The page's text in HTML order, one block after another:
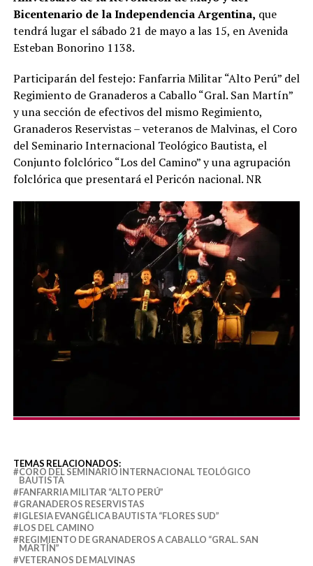
Bicentenario de la Independencia Argentina, que
tendrá lugar el sábado 21 de mayo a las 15, en Avenida
Esteban Bonorino 1138.
Participarán del festejo: Fanfarria Militar “Alto Perú” del
Regimiento de Granaderos a Caballo “Gral. San Martín”
y una sección de efectivos del mismo Regimiento,
Granaderos Reservistas – veteranos de Malvinas, el Coro
del Seminario Internacional Teológico Bautista, el
Conjunto folclórico “Los del Camino” y una agrupación
folclórica que presentará el Pericón nacional. NR
TEMAS RELACIONADOS:
CORO DEL SEMINARIO INTERNACIONAL TEOLÓGICO
BAUTISTA
FANFARRIA MILITAR “ALTO PERÚ”
GRANADEROS RESERVISTAS
IGLESIA EVANGÉLICA BAUTISTA “FLORES SUD”
LOS DEL CAMINO
REGIMIENTO DE GRANADEROS A CABALLO “GRAL. SAN
MARTÍN”
VETERANOS DE MALVINAS